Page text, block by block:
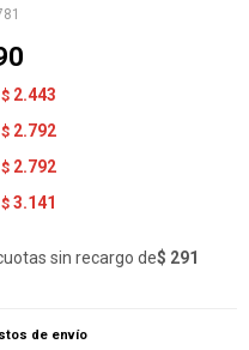
$ 2.443
$ 2.792
$ 2.792
$ 3.141
sin recargo de$ 291
de envío